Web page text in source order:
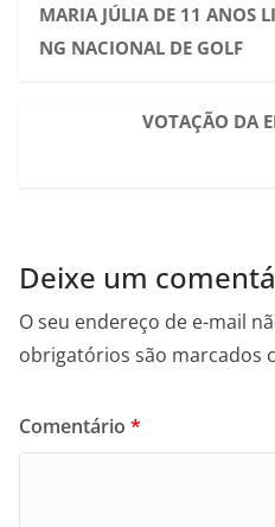
MARIA JÚLIA DE 11 ANOS
NG NACIONAL DE GOLF
VOTAÇÃO DA
Deixe um
O seu endereço de e-mail
obrigatórios são marcados
Comentário *